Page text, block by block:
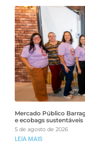
Mercado Público
e ecobags sustentáveis
5 de agosto de 2026
LEIA MAIS